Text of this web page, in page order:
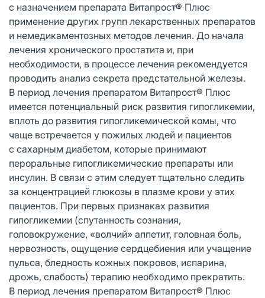
с назначением препарата Витапрост® Плюс
применение других групп лекарственных препаратов
и немедикаментозных методов лечения. До начала
лечения хронического простатита и, при
необходимости, в процессе лечения рекомендуется
проводить анализ секрета предстательной железы.
В период лечения препаратом Витапрост® Плюс
имеется потенциальный риск развития гипогликемии,
вплоть до развития гипогликемической комы, что
чаще встречается у пожилых людей и пациентов
с сахарным диабетом, которые принимают
пероральные гипогликемические препараты или
инсулин. В связи с этим следует тщательно следить
за концентрацией глюкозы в плазме крови у этих
пациентов. При первых признаках развития
гипогликемии (спутанность сознания,
головокружение, «волчий» аппетит, головная боль,
нервозность, ощущение сердцебиения или учащение
пульса, бледность кожных покровов, испарина,
дрожь, слабость) терапию необходимо прекратить.
В период лечения препаратом Витапрост® Плюс